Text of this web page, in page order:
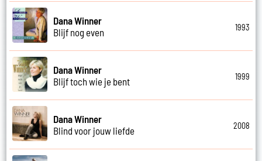
Dana Winner
Blijf nog even
1993
Dana Winner
Blijf toch wie je bent
1999
Dana Winner
Blind voor jouw liefde
2008